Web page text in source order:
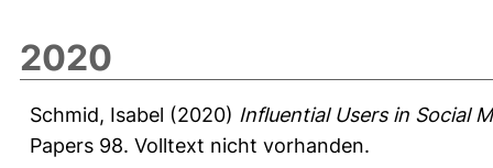
2020
Schmid, Isabel (2020) Influential Users in Social
Papers 98. Volltext nicht vorhanden.